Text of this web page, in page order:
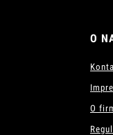
O
O